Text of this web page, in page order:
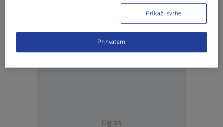
Oglas
Prikaži svrhe
Prihvatam